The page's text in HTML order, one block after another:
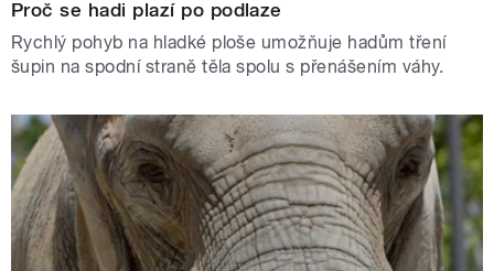
Proč se hadi plazí po podlaze
Rychlý pohyb na hladké ploše umožňuje hadům tření
šupin na spodní straně těla spolu s přenášením váhy.